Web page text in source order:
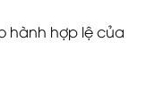
hành hợp lệ của